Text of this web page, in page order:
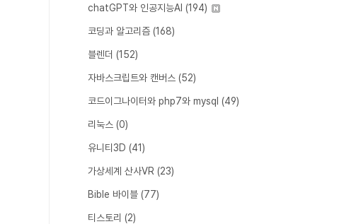
chatGPT와 인공지능AI (194)
코딩과 알고리즘 (168)
블렌더 (152)
자바스크립트와 캔버스 (52)
코드이그나이터와 php7와 mysql (49)
리눅스 (0)
유니티3D (41)
가상세계 산사VR (23)
Bible 바이블 (77)
티스토리 (2)